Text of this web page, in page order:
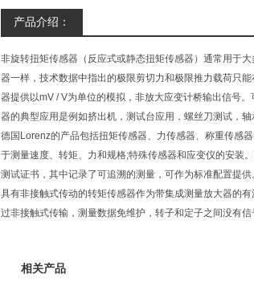
产品介绍：
非旋转扭矩传感器（反应式或静态扭矩传感器）通常用于
器一样，技术数据中指出的极限剪切力和极限推力载荷只
器提供以mV / V为单位的模拟，非放大应变计桥输出信号
器的典型应用是例如挤出机，测试台应用，螺丝刀测试，轴
德国Lorenz的产品包括扭矩传感器、力传感器、称重传感
于测量速度、转矩、力和规格;特殊传感器和应变仪的安装
测试证书，其中记录了可追溯的测量，可作为标准配置提供
具有非接触式传动的转矩传感器作为带集成测量放大器的
过非接触式传输，测量数据免维护，转子和定子之间没有
相关产品